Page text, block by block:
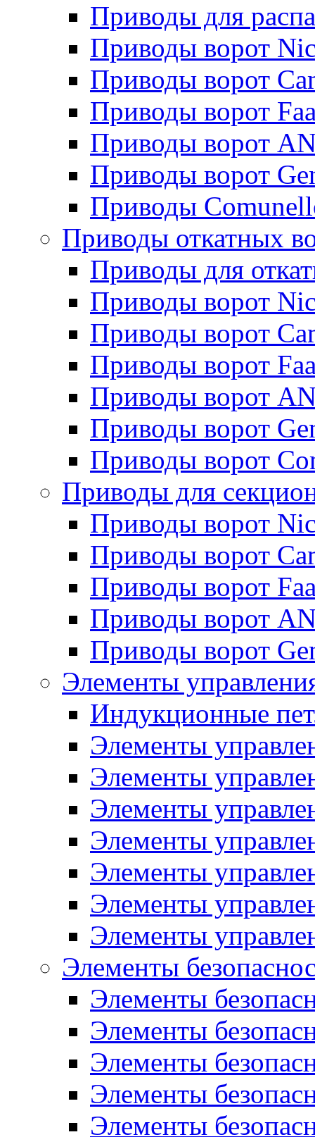
Приводы для
Приводы ворот
Приводы ворот
Приводы ворот
Приводы ворот
Приводы ворот
Приводы
Приводы откатных
Приводы для
Приводы ворот
Приводы ворот
Приводы ворот
Приводы ворот
Приводы ворот
Приводы ворот
Приводы для
Приводы ворот
Приводы ворот
Приводы ворот
Приводы ворот
Приводы ворот
Элементы
Индукционные
Элементы
Элементы
Элементы
Элементы
Элементы
Элементы
Элементы
Элементы
Элементы
Элементы
Элементы
Элементы
Элементы